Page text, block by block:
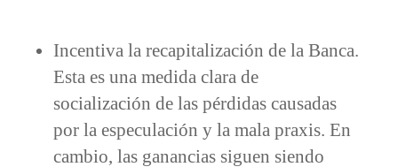
Incentiva la recapitalización de la Banca.
Esta es una medida clara de
socialización de las pérdidas causadas
por la especulación y la mala praxis. En
cambio, las ganancias siguen siendo